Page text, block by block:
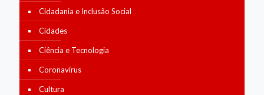
Cidadania e Inclusão Social
Cidades
Ciência e Tecnologia
Coronavírus
Cultura